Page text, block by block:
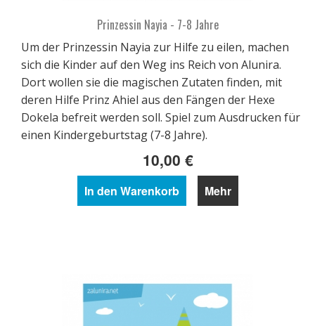
Prinzessin Nayia - 7-8 Jahre
Um der Prinzessin Nayia zur Hilfe zu eilen, machen
sich die Kinder auf den Weg ins Reich von Alunira.
Dort wollen sie die magischen Zutaten finden, mit
deren Hilfe Prinz Ahiel aus den Fängen der Hexe
Dokela befreit werden soll. Spiel zum Ausdrucken für
einen Kindergeburtstag (7-8 Jahre).
10,00 €
In den Warenkorb Mehr